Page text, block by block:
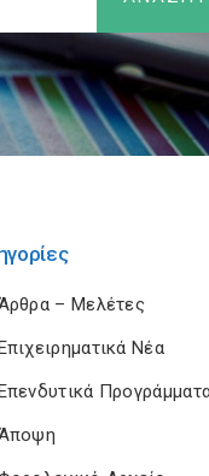
– Μελέτες
Νέα